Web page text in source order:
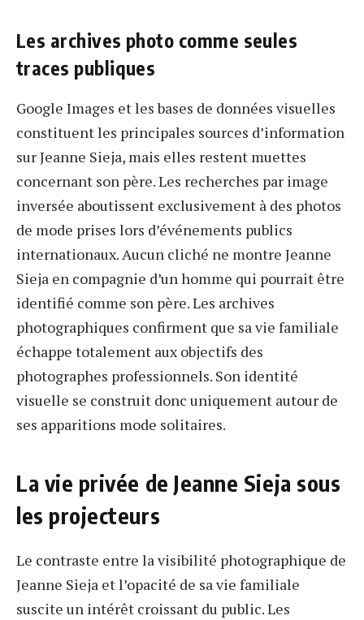
Les archives photo comme seules
traces publiques
Google Images et les bases de données visuelles
constituent les principales sources d’information
sur Jeanne Sieja, mais elles restent muettes
concernant son père. Les recherches par image
inversée aboutissent exclusivement à des photos
de mode prises lors d’événements publics
internationaux. Aucun cliché ne montre Jeanne
Sieja en compagnie d’un homme qui pourrait être
identifié comme son père. Les archives
photographiques confirment que sa vie familiale
échappe totalement aux objectifs des
photographes professionnels. Son identité
visuelle se construit donc uniquement autour de
ses apparitions mode solitaires.
La vie privée de Jeanne Sieja sous
les projecteurs
Le contraste entre la visibilité photographique de
Jeanne Sieja et l’opacité de sa vie familiale
suscite un intérêt croissant du public. Les